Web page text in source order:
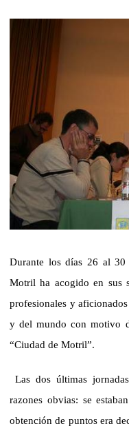
Durante los días 26 al 30
Motril ha acogido en sus
profesionales y
y del mundo con motivo
“Ciudad de Motril”.
Las dos últimas
razones obvias: se
obtención de puntos era